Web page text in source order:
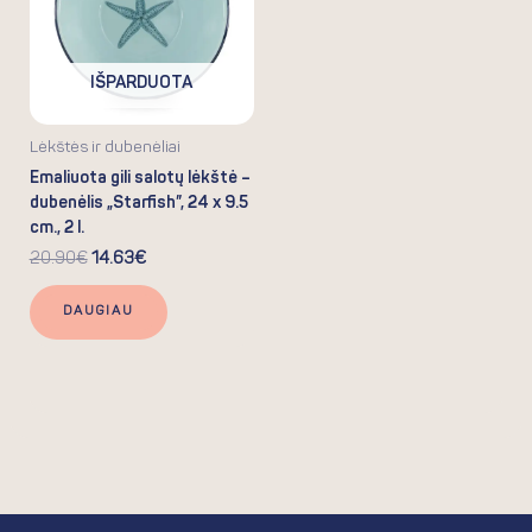
IŠPARDUOTA
Lėkštės ir dubenėliai
Emaliuota gili salotų lėkštė –
dubenėlis „Starfish”, 24 x 9.5
cm., 2 l.
20.90€ 14.63€
DAUGIAU